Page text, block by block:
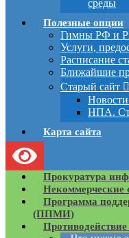
среды
Полезные опции
Гимны РФ и
Услуги,
Расписание
Ближайшие
Старый сайт
НПА.
Карта сайта
Прокуратура
Программа
(ППМИ)